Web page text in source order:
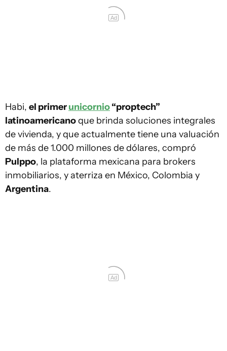
Ad
Habi, el primerunicornio“proptech”
latinoamericanoque brinda soluciones integrales
de vivienda, y que actualmente tiene una valuación
de más de 1.000 millones de dólares, compró
Pulppo, la plataforma mexicana para brokers
inmobiliarios, y aterriza en México, Colombia y
Argentina.
Ad